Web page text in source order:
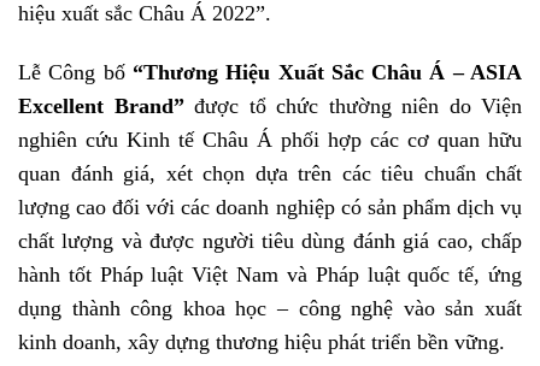
hiệu xuất sắc Châu Á 2022”.
Lễ Công bố “Thương Hiệu Xuất Sắc Châu Á – ASIA
Excellent Brand”được tổ chức thường niên do Viện
nghiên cứu Kinh tế Châu Á phối hợp các cơ quan hữu
quan đánh giá, xét chọn dựa trên các tiêu chuẩn chất
lượng cao đối với các doanh nghiệp có sản phẩm dịch vụ
chất lượng và được người tiêu dùng đánh giá cao, chấp
hành tốt Pháp luật Việt Nam và Pháp luật quốc tế, ứng
dụng thành công khoa học – công nghệ vào sản xuất
kinh doanh, xây dựng thương hiệu phát triển bền vững.